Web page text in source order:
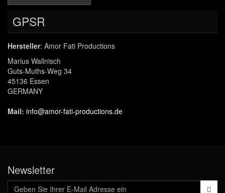
GPSR
Hersteller: Amor Fati Productions
Marius Wallnisch
Guts-Muths-Weg 34
45136 Essen
GERMANY
Mail: info@amor-fati-productions.de
Newsletter